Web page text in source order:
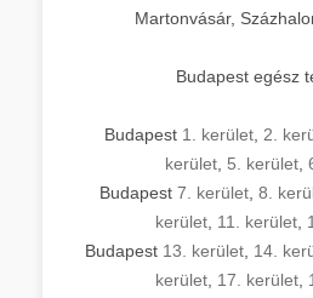
Martonvásár,
Budapest egész
Budapest 1. kerület, 2.
kerület, 5. kerület,
Budapest 7. kerület, 8.
kerület 11. kerület
Budapest 13. kerület, 14.
kerület, 17. kerület,